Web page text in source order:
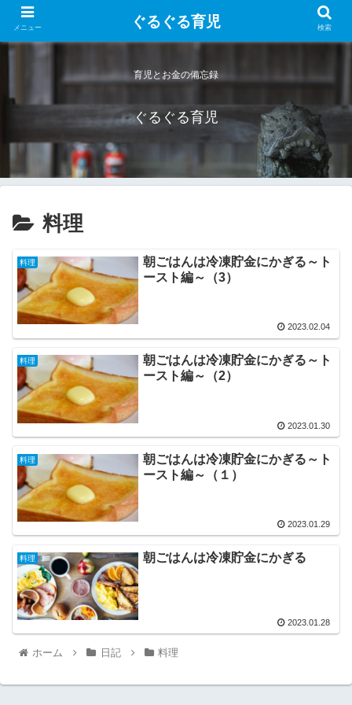
育児とお金の備忘録
ぐるぐる育児
料理
料理
朝ごはんは冷凍貯金にかぎる～ト
ースト編～（3）
2023.02.04
料理
朝ごはんは冷凍貯金にかぎる～ト
ースト編～（2）
2023.01.30
料理
朝ごはんは冷凍貯金にかぎる～ト
ースト編～（１）
2023.01.29
料理 朝ごはんは冷凍貯金にかぎる
2023.01.28
ホーム 日記 料理
メニュー ぐるぐる育児 検索